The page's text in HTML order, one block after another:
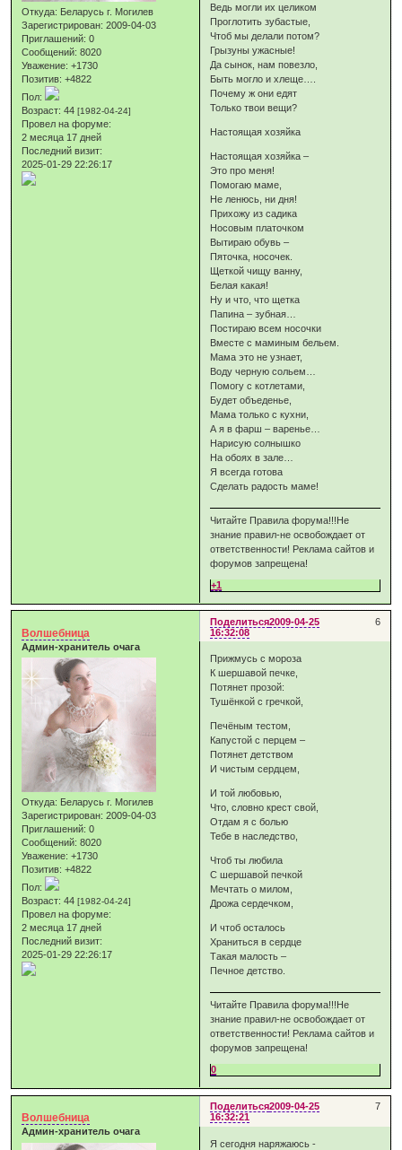
Откуда: Беларусь г. Могилев
Зарегистрирован: 2009-04-03
Приглашений: 0
Сообщений: 8020
Уважение: +1730
Позитив: +4822
Пол:
Возраст: 44[1982-04-24]
Провел на форуме:
2 месяца 17 дней
Последний визит:
2025-01-29 22:26:17
Ведь могли их целиком
Проглотить зубастые,
Чтоб мы делали потом?
Грызуны ужасные!
Да сынок, нам повезло,
Быть могло и хлеще….
Почему ж они едят
Только твои вещи?
Настоящая хозяйка
Настоящая хозяйка –
Это про меня!
Помогаю маме,
Не ленюсь, ни дня!
Прихожу из садика
Носовым платочком
Вытираю обувь –
Пяточка, носочек.
Щеткой чищу ванну,
Белая какая!
Ну и что, что щетка
Папина – зубная…
Постираю всем носочки
Вместе с маминым бельем.
Мама это не узнает,
Воду черную сольем…
Помогу с котлетами,
Будет объеденье,
Мама только с кухни,
А я в фарш – варенье…
Нарисую солнышко
На обоях в зале…
Я всегда готова
Сделать радость маме!
Читайте Правила форума!!!Не
знание правил-не освобождает от
ответственности! Реклама сайтов и
форумов запрещена!
+1
Поделиться 6
2009-04-25
16:32:08
Волшебница
Админ-хранитель очага
Откуда: Беларусь г. Могилев
Зарегистрирован: 2009-04-03
Приглашений: 0
Сообщений: 8020
Уважение: +1730
Позитив: +4822
Пол:
Возраст: 44[1982-04-24]
Провел на форуме:
2 месяца 17 дней
Последний визит:
2025-01-29 22:26:17
Прижмусь с мороза
К шершавой печке,
Потянет прозой:
Тушёнкой с гречкой,
Печёным тестом,
Капустой с перцем –
Потянет детством
И чистым сердцем,
И той любовью,
Что, словно крест свой,
Отдам я с болью
Тебе в наследство,
Чтоб ты любила
С шершавой печкой
Мечтать о милом,
Дрожа сердечком,
И чтоб осталось
Храниться в сердце
Такая малость –
Печное детство.
Читайте Правила форума!!!Не
знание правил-не освобождает от
ответственности! Реклама сайтов и
форумов запрещена!
0
Поделиться 7
2009-04-25
16:32:21
Волшебница
Админ-хранитель очага
Я сегодня наряжаюсь -